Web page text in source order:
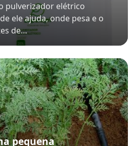
pulverizador elétrico
ele ajuda, onde pesa e o
de…
pequena